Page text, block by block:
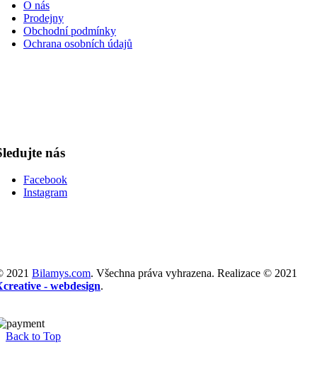
O nás
Prodejny
Obchodní podmínky
Ochrana osobních údajů
nás
Facebook
Instagram
2021 Bilamys.com. Všechna práva vyhrazena. Realizace © 2021
- webdesign.
Back to Top